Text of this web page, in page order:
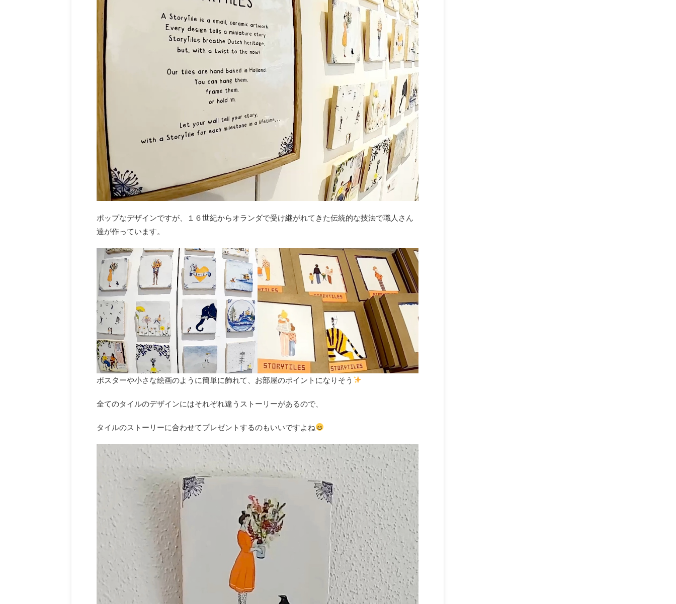
ポップなデザインですが、１６世紀からオランダで受け継がれてきた伝統的な技法で職人さん
達が作っています。
ポスターや小さな絵画のように簡単に飾れて、お部屋のポイントになりそう
全てのタイルのデザインにはそれぞれ違うストーリーがあるので、
タイルのストーリーに合わせてプレゼントするのもいいですよね